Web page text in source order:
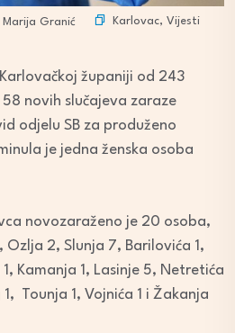
Marija Granić Karlovac, Vijesti
županiji od 243
novih slučajeva zaraze
odjelu SB za produženo
je jedna ženska osoba
novozaraženo je 20 osoba,
Ozlja 2, Slunja 7, Barilovića 1,
Kamanja 1, Lasinje 5, Netretića
Tounja 1, Vojnića 1 i Žakanja